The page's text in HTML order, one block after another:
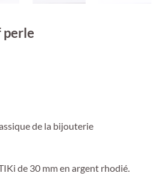
de la bijouterie
de 30 mm en argent rhodié.